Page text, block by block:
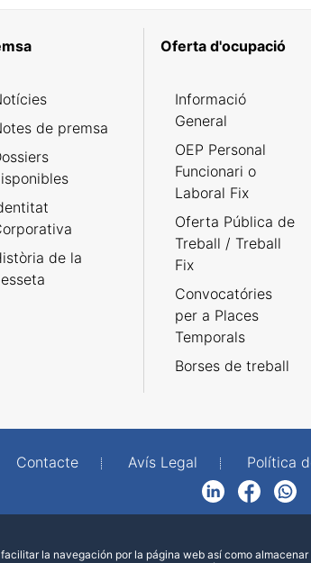
de premsa
de la
Oferta d'ocupació
Informació
General
OEP Personal
Funcionari o
Laboral Fix
Oferta Pública de
Treball / Treball
Fix
Convocatóries
per a Places
Temporals
Borses de treball
Contacte Avís Legal Política
FacebookWhatsApp
la navegación por la página web así como